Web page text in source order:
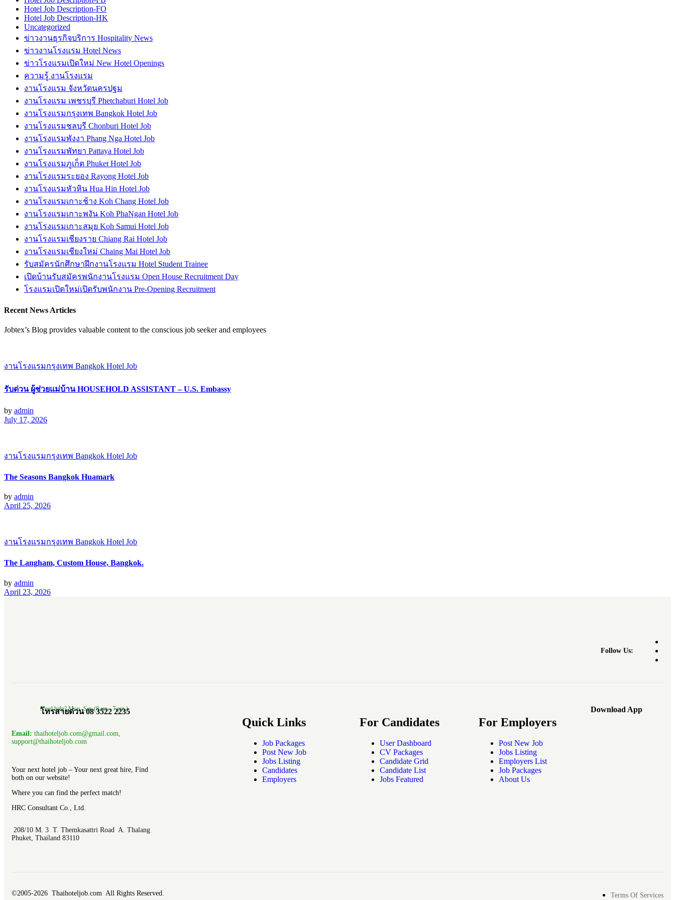
Hotel Job Description-FO
Hotel Job Description-HK
Uncategorized
ข่าวงานธุรกิจบริการ Hospitality News
ข่าวงานโรงแรม Hotel News
ข่าวโรงแรมเปิดใหม่ New Hotel Openings
ความรู้ งานโรงแรม
งานโรงแรม จังหวัดนครปฐม
งานโรงแรม เพชรบุรี Phetchaburi Hotel Job
งานโรงแรมกรุงเทพ Bangkok Hotel Job
งานโรงแรมชลบุรี Chonburi Hotel Job
งานโรงแรมพังงา Phang Nga Hotel Job
งานโรงแรมพัทยา Pattaya Hotel Job
งานโรงแรมภูเก็ต Phuket Hotel Job
งานโรงแรมระยอง Rayong Hotel Job
งานโรงแรมหัวหิน Hua Hin Hotel Job
งานโรงแรมเกาะช้าง Koh Chang Hotel Job
งานโรงแรมเกาะพงัน Koh PhaNgan Hotel Job
งานโรงแรมเกาะสมุย Koh Samui Hotel Job
งานโรงแรมเชียงราย Chiang Rai Hotel Job
งานโรงแรมเชียงใหม่ Chaing Mai Hotel Job
รับสมัครนักศึกษาฝึกงานโรงแรม Hotel Student Trainee
เปิดบ้านรับสมัครพนักงานโรงแรม Open House Recruitment Day
โรงแรมเปิดใหม่เปิดรับพนักงาน Pre-Opening Recruitment
Recent News Articles
Jobtex’s Blog provides valuable content to the conscious job seeker and employees
งานโรงแรมกรุงเทพ Bangkok Hotel Job
รับด่วน ผู้ช่วยแม่บ้าน HOUSEHOLD ASSISTANT – U.S. Embassy
by admin
July 17, 2026
งานโรงแรมกรุงเทพ Bangkok Hotel Job
The Seasons Bangkok Huamark
by admin
April 25, 2026
งานโรงแรมกรุงเทพ Bangkok Hotel Job
The Langham, Custom House, Bangkok.
by admin
April 23, 2026
Follow Us:
Need help? Mon.-Sat. (8 am.- 7 pm.)
โทรสายด่วน 08 3522 2235
Email: thaihoteljob.com@gmail.com,
support@thaihoteljob.com
Your next hotel job – Your next great hire, Find
both on our website!
Where you can find the perfect match!
HRC Consultant Co., Ltd.
208/10 M. 3 T. Themkasattri Road A. Thalang
Phuket, Thailand 83110
Quick Links
Job Packages
Post New Job
Jobs Listing
Candidates
Employers
For Candidates
User Dashboard
CV Packages
Candidate Grid
Candidate List
Jobs Featured
For Employers
Post New Job
Jobs Listing
Employers List
Job Packages
About Us
Download App
©2005-2026 Thaihoteljob.com All Rights Reserved. Terms Of Services